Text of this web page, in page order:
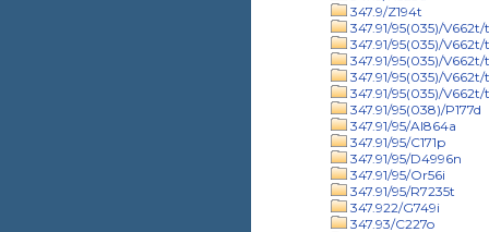
347.9/Z194t
347.91/95(035)/V662t/
347.91/95(035)/V662t/
347.91/95(035)/V662t/
347.91/95(035)/
347.91/95(035)/V662t/
347.91/95(038)/P177d
347.91/95/Al864a
347.91/95/C171p
347.91/95/D4996n
347.91/95/Or56i
347.91/95/R7235t
347.922/G749i
347.93/C227o